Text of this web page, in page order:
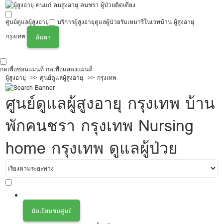
ศูนย์ดูแลผู้สูงอายุ บริการผู้สูงอายุดูแลผู้ป่วยรับเหมารีโนเวทบ้าน ผู้สูงอายุ
กรุงเทพ
ค้นหา
กดเพื่อซ่อนแผนที่ กดเพื่อแสดงแผนที่
ผู้สูงอายุ
ศูนย์ดูแลผู้สูงอายุ กรุงเทพ
ศูนย์ดูแลผู้สูงอายุ กรุงเทพ บ้าน
พักคนชรา กรุงเทพ Nursing
home กรุงเทพ ดูแลผู้ป่วย
นัดเยี่ยมชมศูนย์